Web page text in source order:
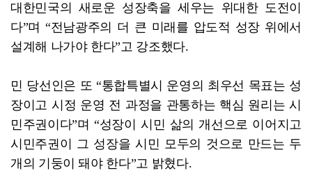
대한민국의 새로운 성장축을 세우는 위대한 도전이
다”며 “전남광주의 더 큰 미래를 압도적 성장 위에서
설계해 나가야 한다”고 강조했다.
민 당선인은 또 “통합특별시 운영의 최우선 목표는 성
장이고 시정 운영 전 과정을 관통하는 핵심 원리는 시
민주권이다”며 “성장이 시민 삶의 개선으로 이어지고
시민주권이 그 성장을 시민 모두의 것으로 만드는 두
개의 기둥이 돼야 한다”고 밝혔다.